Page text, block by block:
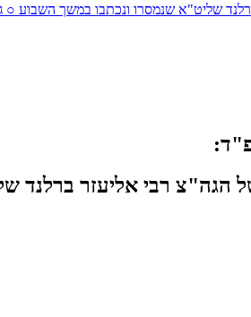
שליט"א שנמסרו ונכתבו במשך השבוע ○
הגה"צ רבי אליעזר ברלנד